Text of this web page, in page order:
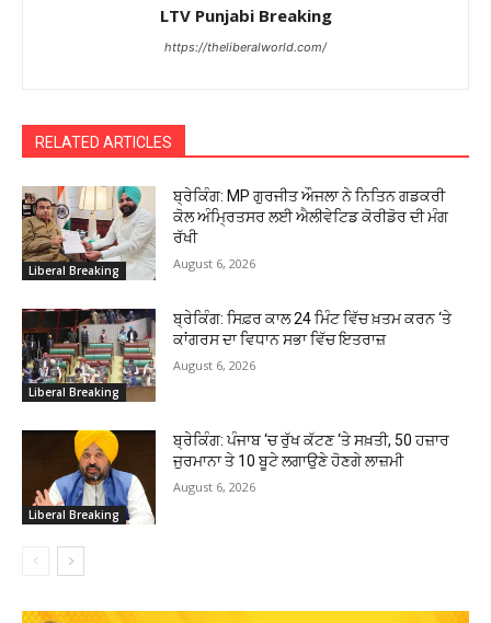
LTV Punjabi Breaking
https://theliberalworld.com/
RELATED ARTICLES
Liberal Breaking
ਬ੍ਰੇਕਿੰਗ: MP ਗੁਰਜੀਤ ਔਜਲਾ ਨੇ ਨਿਤਿਨ ਗਡਕਰੀ
ਕੋਲ ਅੰਮ੍ਰਿਤਸਰ ਲਈ ਐਲੀਵੇਟਿਡ ਕੋਰੀਡੋਰ ਦੀ ਮੰਗ
ਰੱਖੀ
August 6, 2026
Liberal Breaking
ਬ੍ਰੇਕਿੰਗ: ਸਿਫ਼ਰ ਕਾਲ 24 ਮਿੰਟ ਵਿੱਚ ਖ਼ਤਮ ਕਰਨ ‘ਤੇ
ਕਾਂਗਰਸ ਦਾ ਵਿਧਾਨ ਸਭਾ ਵਿੱਚ ਇਤਰਾਜ਼
August 6, 2026
Liberal Breaking
ਬ੍ਰੇਕਿੰਗ: ਪੰਜਾਬ ‘ਚ ਰੁੱਖ ਕੱਟਣ ‘ਤੇ ਸਖ਼ਤੀ, ₹50 ਹਜ਼ਾਰ
ਜੁਰਮਾਨਾ ਤੇ 10 ਬੂਟੇ ਲਗਾਉਣੇ ਹੋਣਗੇ ਲਾਜ਼ਮੀ
August 6, 2026